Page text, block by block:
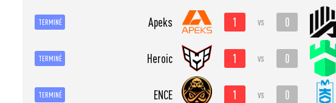
TERMINÉ Apeks 1 vs 0
TERMINÉ Heroic 1 vs 0
TERMINÉ ENCE 1 vs 0